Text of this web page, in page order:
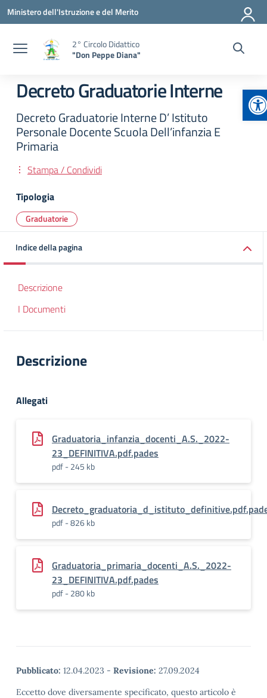
Vai ai contenuti
Vai al menu di navigazione
Vai al footer
Ministero dell'Istruzione e del Merito
2° Circolo Didattico
"Don Peppe Diana"
Decreto Graduatorie Interne
Decreto Graduatorie Interne D’ Istituto
Personale Docente Scuola Dell’infanzia E
Primaria
Stampa / Condividi
Tipologia
Graduatorie
Indice della pagina
Descrizione
I Documenti
Descrizione
Allegati
Graduatoria_infanzia_docenti_A.S._2022-
23_DEFINITIVA.pdf.pades
pdf - 245 kb
pdf - 826 kb
Graduatoria_primaria_docenti_A.S._2022-
23_DEFINITIVA.pdf.pades
pdf - 280 kb
Pubblicato: 12.04.2023 - Revisione: 27.09.2024
Eccetto dove diversamente specificato, questo articolo è